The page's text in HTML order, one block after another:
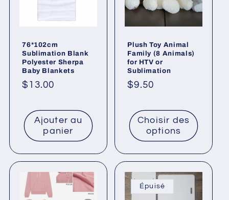
76*102cm
Sublimation Blank
Polyester Sherpa
Baby Blankets
Prix
$13.00
Ajouter au
panier
Plush Toy Animal
Family (8 Animals)
for HTV or
Sublimation
Prix
$9.50
Choisir des
options
Épuisé